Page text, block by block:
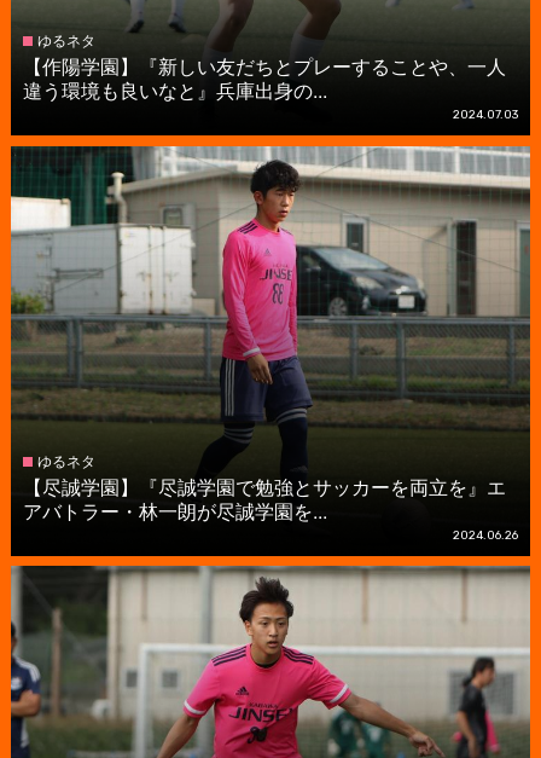
ゆるネタ
【作陽学園】『新しい友だちとプレーすることや、一人
違う環境も良いなと』兵庫出身の...
2024.07.03
ゆるネタ
【尽誠学園】『尽誠学園で勉強とサッカーを両立を』エ
アバトラー・林一朗が尽誠学園を...
2024.06.26